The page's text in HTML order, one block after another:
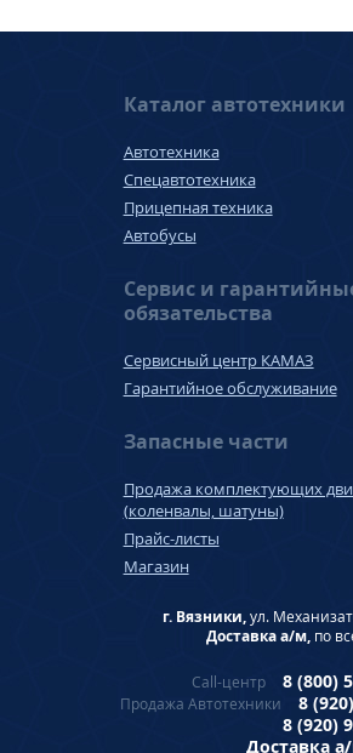
Каталог автотехники
Автотехника
Спецавтотехника
Прицепная техника
Автобусы
Сервис и
обязательства
Сервисный центр КАМАЗ
Гарантийное обслуживание
Запасные части
Продажа комплектующих
(коленвалы, шатуны)
Прайс-листы
Магазин
г. Вязники,ул.
Доставка а/м, по
Call-центр 8 (800)
Продажа Автотехники
8
8 (920)
Доставка